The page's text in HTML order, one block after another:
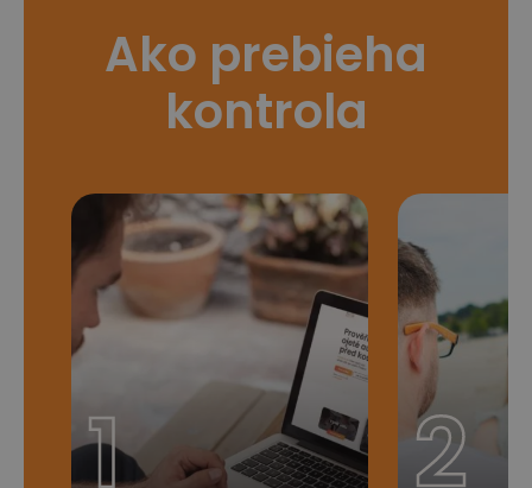
Ako prebieha
kontrola
1 2